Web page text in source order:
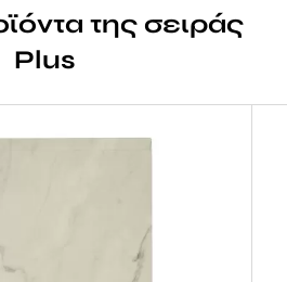
της σειράς
Plus